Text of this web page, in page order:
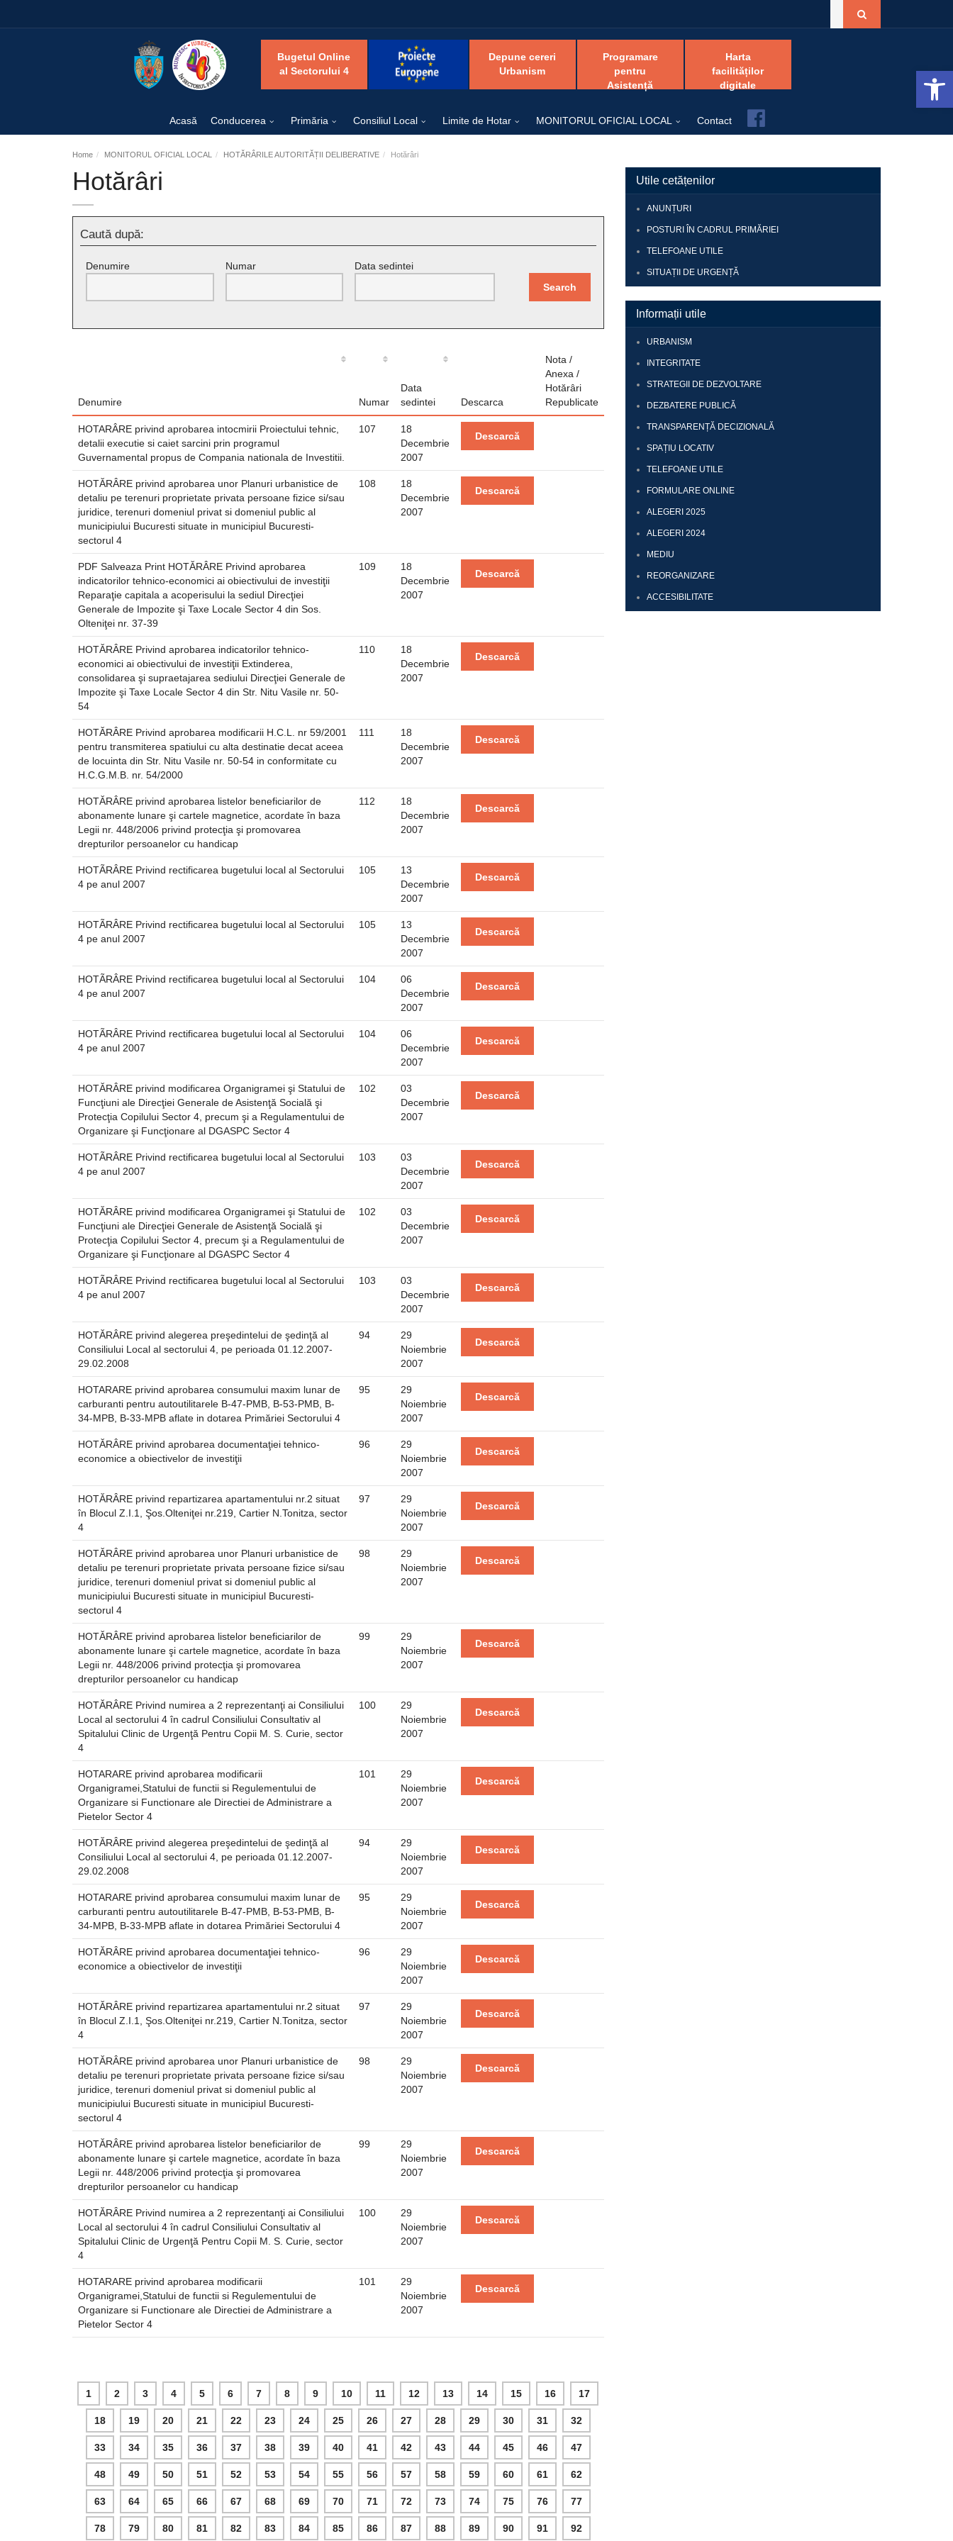
Bugetul Online
al Sectorului 4
Depune cereri
Urbanism
Programare
pentru
Asistență
Harta
facilităților
digitale
Acasă Conducerea Primăria Consiliul Local Limite de Hotar MONITORUL OFICIAL LOCAL Contact
Home MONITORUL OFICIAL LOCAL HOTĂRÂRILE AUTORITĂȚII DELIBERATIVE Hotărâri
Hotărâri
Caută după:
Denumire Numar
Data sedintei
Search
Denumire Numar
Data
sedintei
Descarca
Nota /
Anexa /
Hotărâri
Republicate
HOTARÂRE privind aprobarea intocmirii Proiectului tehnic,
detalii executie si caiet sarcini prin programul
Guvernamental propus de Compania nationala de Investitii.
107
18
Decembrie
2007
Descarcă
HOTĂRÂRE privind aprobarea unor Planuri urbanistice de
detaliu pe terenuri proprietate privata persoane fizice si/sau
juridice, terenuri domeniul privat si domeniul public al
municipiului Bucuresti situate in municipiul Bucuresti-
sectorul 4
108
18
Decembrie
2007
Descarcă
PDF Salveaza Print HOTĂRÂRE Privind aprobarea
indicatorilor tehnico-economici ai obiectivului de investiţii
Reparaţie capitala a acoperisului la sediul Direcţiei
Generale de Impozite şi Taxe Locale Sector 4 din Sos.
Olteniţei nr. 37-39
109
18
Decembrie
2007
Descarcă
HOTĂRÂRE Privind aprobarea indicatorilor tehnico-
economici ai obiectivului de investiţii Extinderea,
consolidarea şi supraetajarea sediului Direcţiei Generale de
Impozite şi Taxe Locale Sector 4 din Str. Nitu Vasile nr. 50-
54
110
18
Decembrie
2007
Descarcă
HOTĂRÂRE Privind aprobarea modificarii H.C.L. nr 59/2001
pentru transmiterea spatiului cu alta destinatie decat aceea
de locuinta din Str. Nitu Vasile nr. 50-54 in conformitate cu
H.C.G.M.B. nr. 54/2000
111
18
Decembrie
2007
Descarcă
HOTĂRÂRE privind aprobarea listelor beneficiarilor de
abonamente lunare şi cartele magnetice, acordate în baza
Legii nr. 448/2006 privind protecţia şi promovarea
drepturilor persoanelor cu handicap
112
18
Decembrie
2007
Descarcă
HOTÃRÂRE Privind rectificarea bugetului local al Sectorului
4 pe anul 2007
105
13
Decembrie
2007
Descarcă
HOTÃRÂRE Privind rectificarea bugetului local al Sectorului
4 pe anul 2007
105
13
Decembrie
2007
Descarcă
HOTÃRÂRE Privind rectificarea bugetului local al Sectorului
4 pe anul 2007
104
06
Decembrie
2007
Descarcă
HOTÃRÂRE Privind rectificarea bugetului local al Sectorului
4 pe anul 2007
104
06
Decembrie
2007
Descarcă
HOTĂRÂRE privind modificarea Organigramei şi Statului de
Funcţiuni ale Direcţiei Generale de Asistenţă Socială şi
Protecţia Copilului Sector 4, precum şi a Regulamentului de
Organizare şi Funcţionare al DGASPC Sector 4
102
03
Decembrie
2007
Descarcă
HOTÃRÂRE Privind rectificarea bugetului local al Sectorului
4 pe anul 2007
103
03
Decembrie
2007
Descarcă
HOTĂRÂRE privind modificarea Organigramei şi Statului de
Funcţiuni ale Direcţiei Generale de Asistenţă Socială şi
Protecţia Copilului Sector 4, precum şi a Regulamentului de
Organizare şi Funcţionare al DGASPC Sector 4
102
03
Decembrie
2007
Descarcă
HOTÃRÂRE Privind rectificarea bugetului local al Sectorului
4 pe anul 2007
103
03
Decembrie
2007
Descarcă
HOTĂRÂRE privind alegerea preşedintelui de şedinţă al
Consiliului Local al sectorului 4, pe perioada 01.12.2007-
29.02.2008
94
29
Noiembrie
2007
Descarcă
HOTARARE privind aprobarea consumului maxim lunar de
carburanti pentru autoutilitarele B-47-PMB, B-53-PMB, B-
34-MPB, B-33-MPB aflate in dotarea Primăriei Sectorului 4
95
29
Noiembrie
2007
Descarcă
HOTĂRÂRE privind aprobarea documentaţiei tehnico-
economice a obiectivelor de investiţii
96
29
Noiembrie
2007
Descarcă
HOTĂRÂRE privind repartizarea apartamentului nr.2 situat
în Blocul Z.I.1, Şos.Olteniţei nr.219, Cartier N.Tonitza, sector
4
97
29
Noiembrie
2007
Descarcă
HOTĂRÂRE privind aprobarea unor Planuri urbanistice de
detaliu pe terenuri proprietate privata persoane fizice si/sau
juridice, terenuri domeniul privat si domeniul public al
municipiului Bucuresti situate in municipiul Bucuresti-
sectorul 4
98
29
Noiembrie
2007
Descarcă
HOTĂRÂRE privind aprobarea listelor beneficiarilor de
abonamente lunare şi cartele magnetice, acordate în baza
Legii nr. 448/2006 privind protecţia şi promovarea
drepturilor persoanelor cu handicap
99
29
Noiembrie
2007
Descarcă
HOTĂRÂRE Privind numirea a 2 reprezentanţi ai Consiliului
Local al sectorului 4 în cadrul Consiliului Consultativ al
Spitalului Clinic de Urgenţă Pentru Copii M. S. Curie, sector
4
100
29
Noiembrie
2007
Descarcă
HOTARARE privind aprobarea modificarii
Organigramei,Statului de functii si Regulementului de
Organizare si Functionare ale Directiei de Administrare a
Pietelor Sector 4
101
29
Noiembrie
2007
Descarcă
HOTĂRÂRE privind alegerea preşedintelui de şedinţă al
Consiliului Local al sectorului 4, pe perioada 01.12.2007-
29.02.2008
94
29
Noiembrie
2007
Descarcă
HOTARARE privind aprobarea consumului maxim lunar de
carburanti pentru autoutilitarele B-47-PMB, B-53-PMB, B-
34-MPB, B-33-MPB aflate in dotarea Primăriei Sectorului 4
95
29
Noiembrie
2007
Descarcă
HOTĂRÂRE privind aprobarea documentaţiei tehnico-
economice a obiectivelor de investiţii
96
29
Noiembrie
2007
Descarcă
HOTĂRÂRE privind repartizarea apartamentului nr.2 situat
în Blocul Z.I.1, Şos.Olteniţei nr.219, Cartier N.Tonitza, sector
4
97
29
Noiembrie
2007
Descarcă
HOTĂRÂRE privind aprobarea unor Planuri urbanistice de
detaliu pe terenuri proprietate privata persoane fizice si/sau
juridice, terenuri domeniul privat si domeniul public al
municipiului Bucuresti situate in municipiul Bucuresti-
sectorul 4
98
29
Noiembrie
2007
Descarcă
HOTĂRÂRE privind aprobarea listelor beneficiarilor de
abonamente lunare şi cartele magnetice, acordate în baza
Legii nr. 448/2006 privind protecţia şi promovarea
drepturilor persoanelor cu handicap
99
29
Noiembrie
2007
Descarcă
HOTĂRÂRE Privind numirea a 2 reprezentanţi ai Consiliului
Local al sectorului 4 în cadrul Consiliului Consultativ al
Spitalului Clinic de Urgenţă Pentru Copii M. S. Curie, sector
4
100
29
Noiembrie
2007
Descarcă
HOTARARE privind aprobarea modificarii
Organigramei,Statului de functii si Regulementului de
Organizare si Functionare ale Directiei de Administrare a
Pietelor Sector 4
101
29
Noiembrie
2007
Descarcă
1 2 3 4 5 6 7 8 9 10 11 12 13 14 15 16 17
18 19 20 21 22 23 24 25 26 27 28 29 30 31 32
33 34 35 36 37 38 39 40 41 42 43 44 45 46 47
48 49 50 51 52 53 54 55 56 57 58 59 60 61 62
63 64 65 66 67 68 69 70 71 72 73 74 75 76 77
78 79 80 81 82 83 84 85 86 87 88 89 90 91 92
Utile cetățenilor
ANUNȚURI
POSTURI ÎN CADRUL PRIMĂRIEI
TELEFOANE UTILE
SITUAȚII DE URGENȚĂ
Informații utile
URBANISM
INTEGRITATE
STRATEGII DE DEZVOLTARE
DEZBATERE PUBLICĂ
TRANSPARENȚĂ DECIZIONALĂ
SPAȚIU LOCATIV
TELEFOANE UTILE
FORMULARE ONLINE
ALEGERI 2025
ALEGERI 2024
MEDIU
REORGANIZARE
ACCESIBILITATE